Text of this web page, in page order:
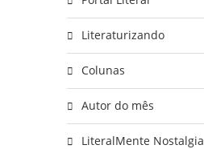
Literaturizando
Colunas
Autor do mês
LiteralMente Nostalgia